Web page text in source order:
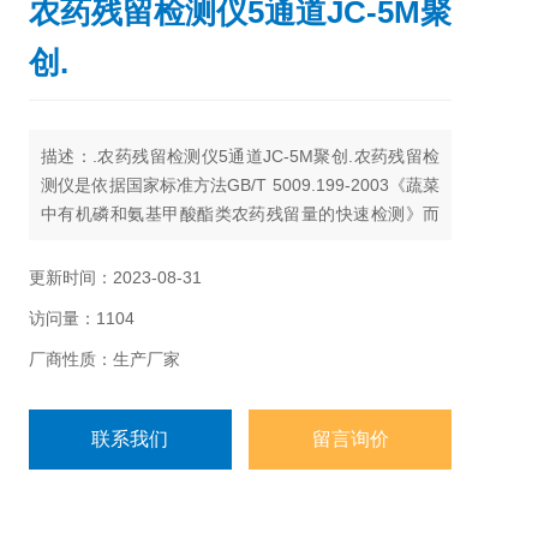
农药残留检测仪5通道JC-5M聚
创.
描述：.农药残留检测仪5通道JC-5M聚创.农药残留检
测仪是依据国家标准方法GB/T 5009.199-2003《蔬菜
中有机磷和氨基甲酸酯类农药残留量的快速检测》而
粮食、水及土壤中有机磷和氨基甲酸酯类农药的快速
发销售市场、农产品采购配送中心、酒楼、食堂、家
庭果蔬加工前安全检测。
更新时间：2023-08-31
访问量：1104
厂商性质：生产厂家
联系我们 留言询价